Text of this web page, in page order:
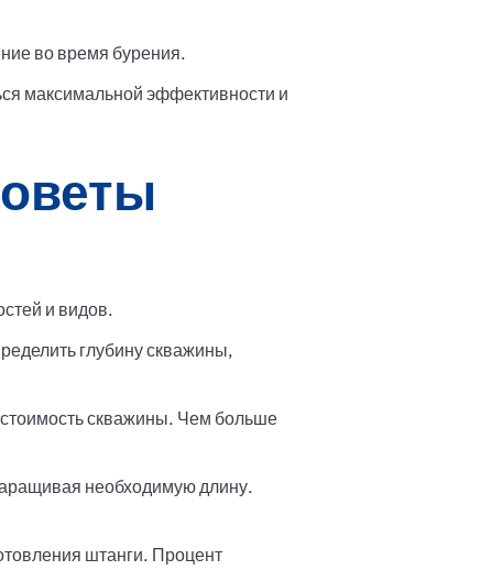
во время бурения.
максимальной эффективности и
и видов.
глубину скважины,
скважины. Чем больше
необходимую длину.
штанги. Процент